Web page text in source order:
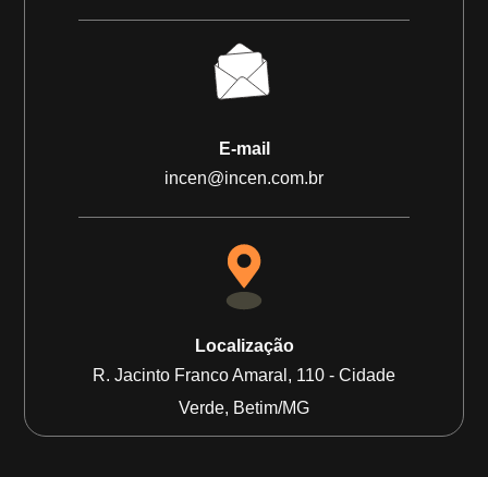
E-mail
incen@incen.com.br
Localização
R. Jacinto Franco Amaral, 110 - Cidade
Verde, Betim/MG